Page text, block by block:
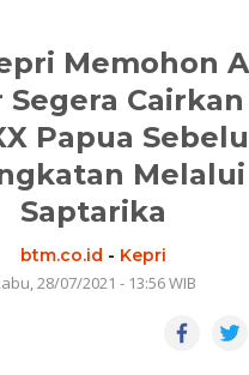
Memohon
Cairkan
Papua
Melalui
Saptarika
btm.co.id - Kepri
28/07/2021 - 13:56 WIB